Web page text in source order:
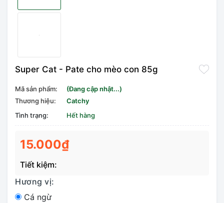
Super Cat - Pate cho mèo con 85g
Mã sản phẩm:
(Đang cập nhật...)
Thương hiệu:
Catchy
Tình trạng:
Hết hàng
15.000₫
Tiết kiệm:
Hương vị:
Cá ngừ